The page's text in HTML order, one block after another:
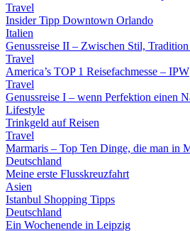
Travel
Insider Tipp Downtown Orlando
Italien
Genussreise II – Zwischen Stil,
Travel
America’s TOP 1 Reisefachmesse – IPW
Travel
Genussreise I – wenn Perfektion einen
Lifestyle
Trinkgeld auf Reisen
Travel
Marmaris – Top Ten Dinge, die man in
Deutschland
Meine erste Flusskreuzfahrt
Asien
Istanbul Shopping Tipps
Deutschland
Ein Wochenende in Leipzig